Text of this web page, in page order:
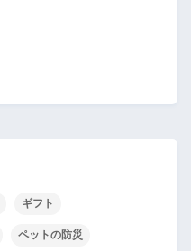
ギフト
ペットの防災